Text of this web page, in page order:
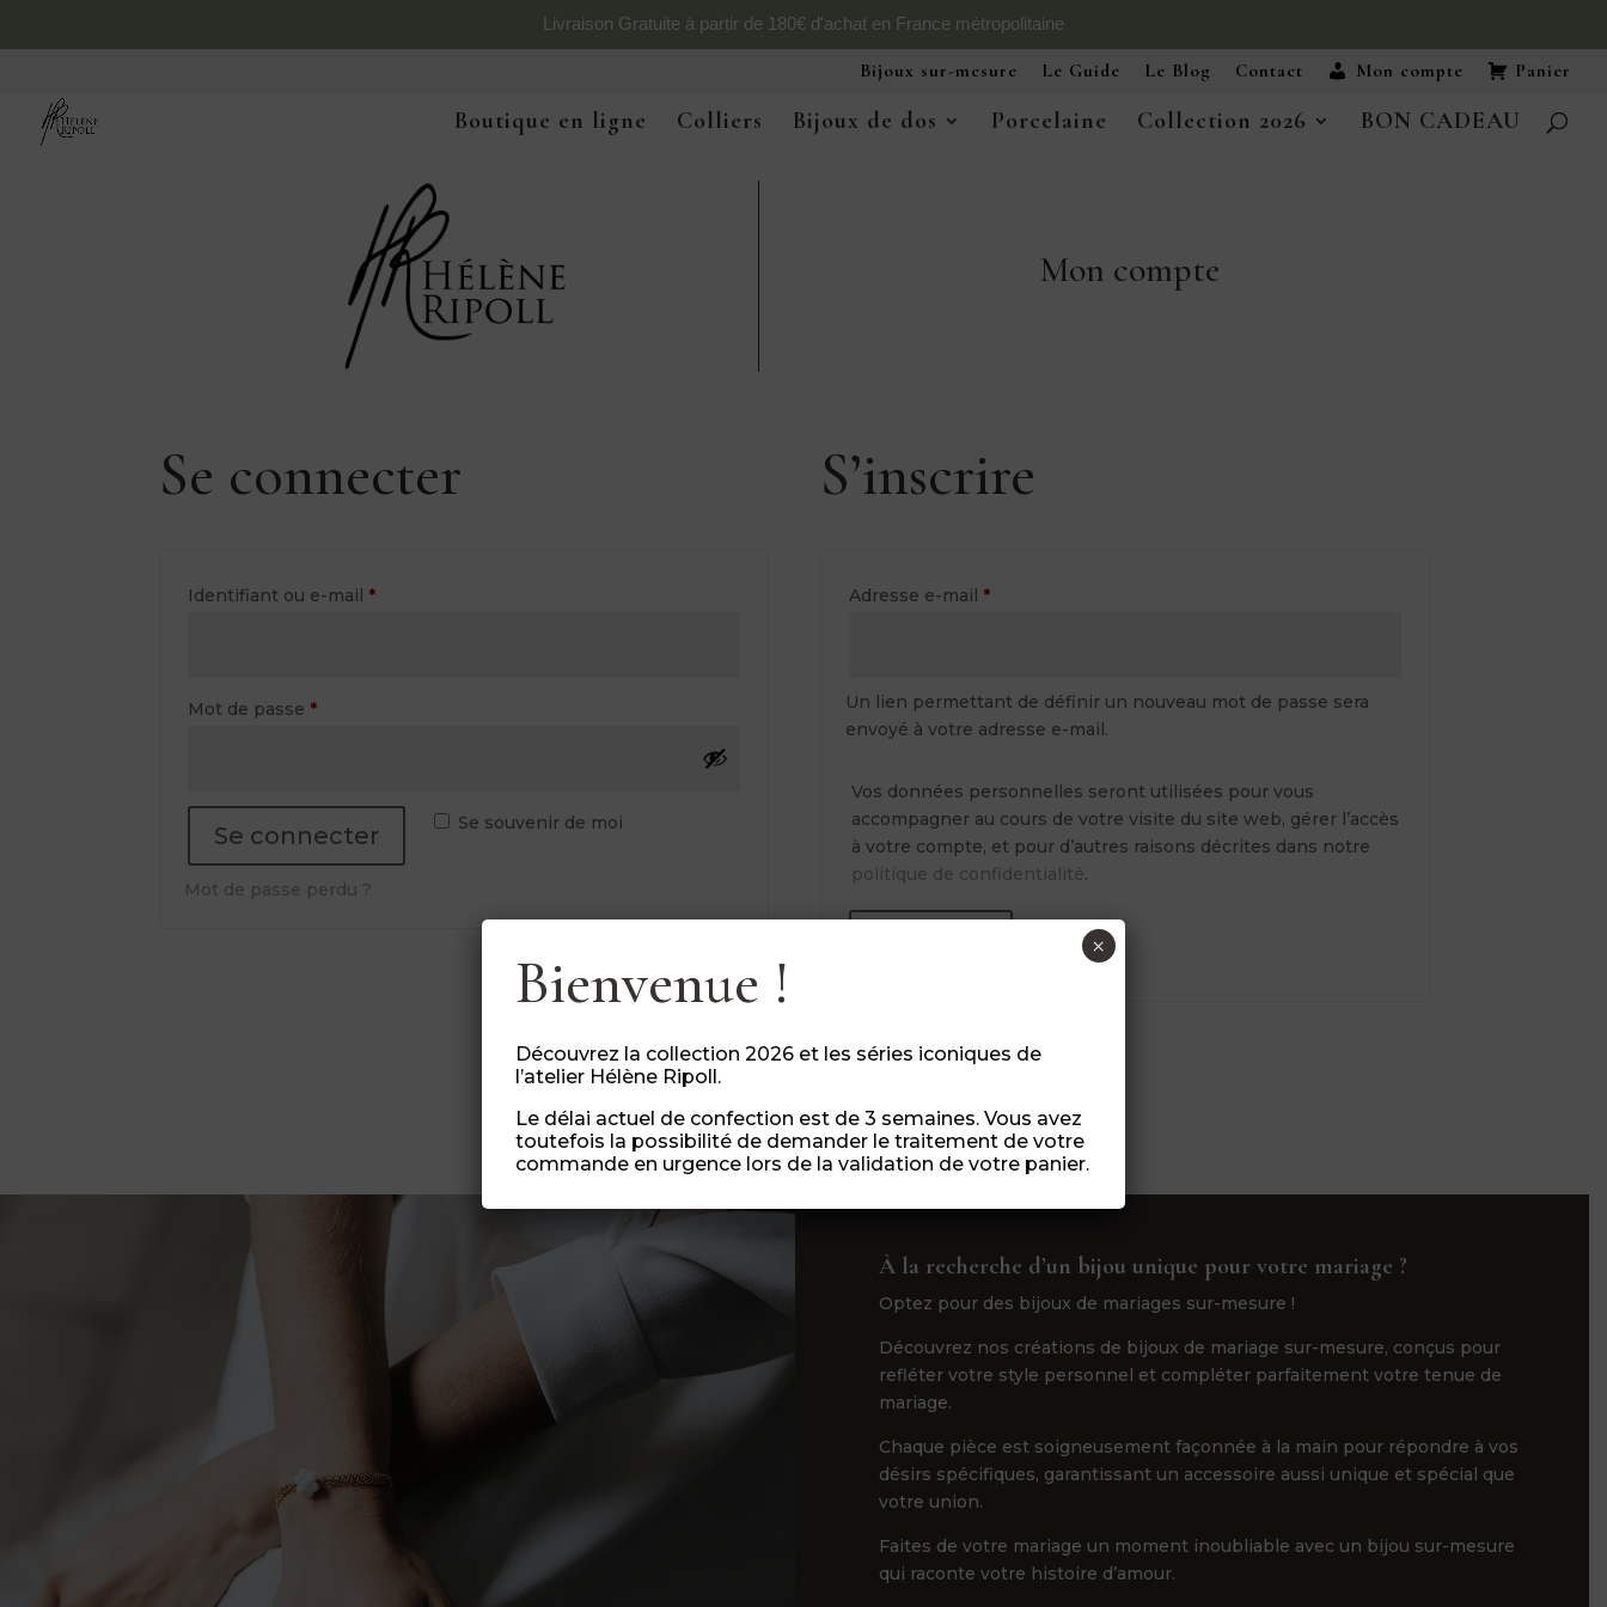
Livraison Gratuite à partir de 180€ d'achat en France métropolitaine
Bijoux sur-mesure Le Guide Le Blog Contact Mon compte Panier
Boutique en ligne Colliers Bijoux de dos Porcelaine Collection 2026 BON CADEAU
Mon compte
Se connecter
Identifiant ou e-mail *Obligatoire
Mot de passe *Obligatoire
Se souvenir de moi
Se connecter
Mot de passe perdu ?
S’inscrire
Adresse e-mail *Obligatoire
Un lien permettant de définir un nouveau mot de passe sera
envoyé à votre adresse e-mail.
Vos données personnelles seront utilisées pour vous
accompagner au cours de votre visite du site web, gérer l’accès
à votre compte, et pour d’autres raisons décrites dans notre
politique de confidentialité.
À la recherche d’un bijou unique pour votre mariage ?
Optez pour des bijoux de mariages sur-mesure !
Découvrez nos créations de bijoux de mariage sur-mesure, conçus pour
refléter votre style personnel et compléter parfaitement votre tenue de
mariage.
Chaque pièce est soigneusement façonnée à la main pour répondre à vos
désirs spécifiques, garantissant un accessoire aussi unique et spécial que
votre union.
Faites de votre mariage un moment inoubliable avec un bijou sur-mesure
qui raconte votre histoire d’amour.
Bienvenue !
Découvrez la collection 2026 et les séries iconiques de
l’atelier Hélène Ripoll.
Le délai actuel de confection est de 3 semaines. Vous avez
toutefois la possibilité de demander le traitement de votre
commande en urgence lors de la validation de votre panier.
×